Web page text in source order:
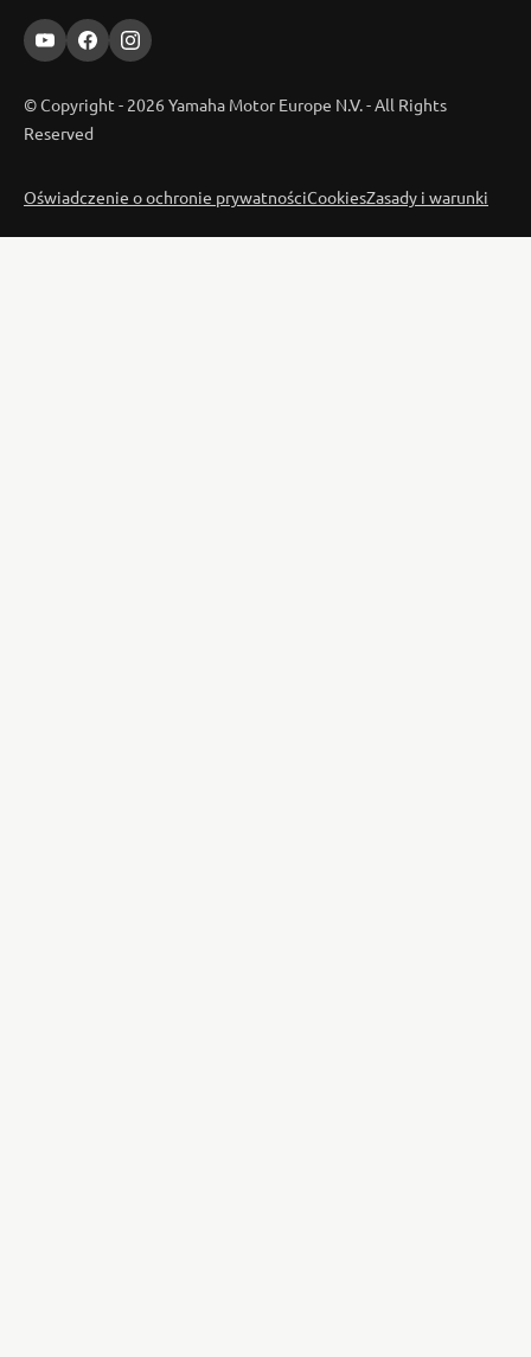
© Copyright - 2026 Yamaha Motor Europe N.V. - All Rights
Reserved
Oświadczenie o ochronie prywatnościCookiesZasady i warunki